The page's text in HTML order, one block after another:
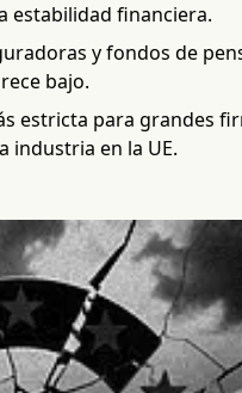
estabilidad financiera.
y fondos de
bajo.
estricta para grandes
industria en la UE.